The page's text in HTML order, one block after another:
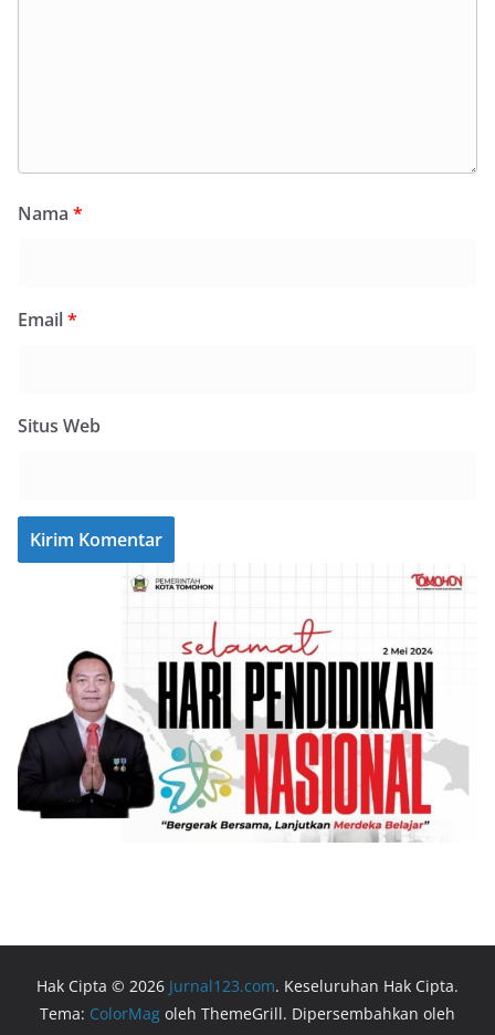
Nama *
Email*
Situs Web
Hak Cipta © 2026 Jurnal123.com. Keseluruhan Hak Cipta.
Tema: ColorMag oleh ThemeGrill. Dipersembahkan oleh